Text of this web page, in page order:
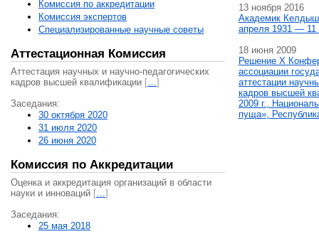
Комиссия по аккредитации
Комиссия экспертов
Специализированные научные советы
Аттестационная Комиссия
Аттестация научных и научно-педагогических
кадров высшей квалификации […]
Заседания:
30 октября 2020
31 июля 2020
26 июня 2020
Комиссия по Аккредитации
Оценка и аккредитация организаций в области
науки и инноваций […]
Заседания:
25 мая 2018
13 ноября 2016
Академик
апреля 1931 — 11
18 июня 2009
Решение X
ассоциации
аттестации
кадров высшей
2009 г.,
пуща»,